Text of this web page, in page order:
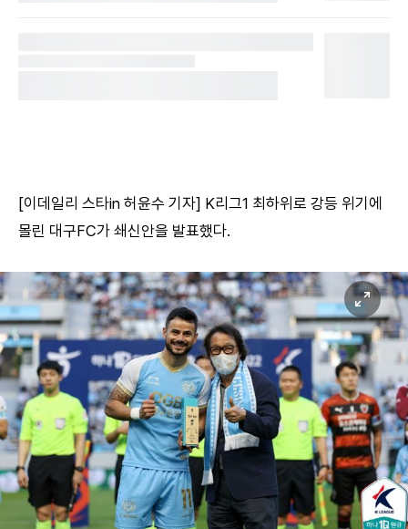
[이데일리 스타in 허윤수 기자] K리그1 최하위로 강등 위기에
몰린 대구FC가 쇄신안을 발표했다.